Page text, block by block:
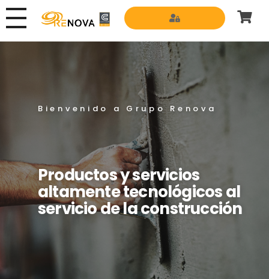
Bienvenido a Grupo Renova
Productos y servicios
altamente tecnológicos al
servicio de la construcción